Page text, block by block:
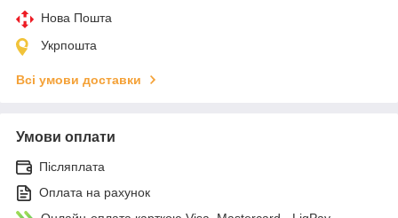
Нова Пошта
Укрпошта
Всі умови доставки
Умови оплати
Післяплата
Оплата на рахунок